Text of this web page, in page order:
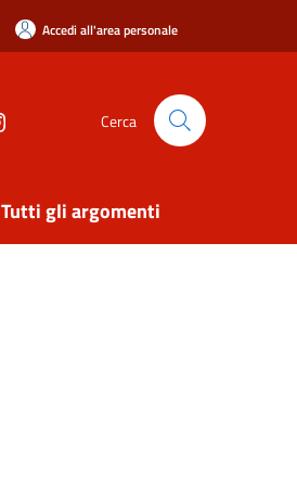
Accedi all'area personale
Cerca
Tutti gli argomenti